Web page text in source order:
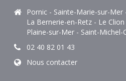
Pornic - Sainte-Marie-sur-
La Bernerie-en-Retz - Le
Plaine-sur-Mer - Saint-Michel-
02 40 82 01 43
Nous contacter